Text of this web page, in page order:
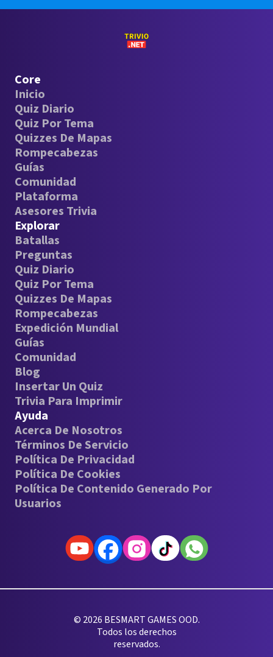
Core
Inicio
Quiz Diario
Quiz Por Tema
Quizzes De Mapas
Rompecabezas
Guías
Comunidad
Plataforma
Asesores Trivia
Explorar
Batallas
Preguntas
Quiz Diario
Quiz Por Tema
Quizzes De Mapas
Rompecabezas
Expedición Mundial
Guías
Comunidad
Blog
Insertar Un Quiz
Trivia Para Imprimir
Ayuda
Acerca De Nosotros
Términos De Servicio
Política De Privacidad
Política De Cookies
Política De Contenido Generado Por
Usuarios
© 2026 BESMART GAMES OOD.
Todos los derechos
reservados.